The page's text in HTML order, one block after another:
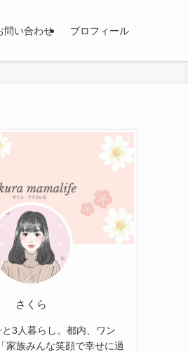
問い合わせ プロフィール
さくら
3人暮らし。都内、ワン
家族みんな笑顔で幸せに過